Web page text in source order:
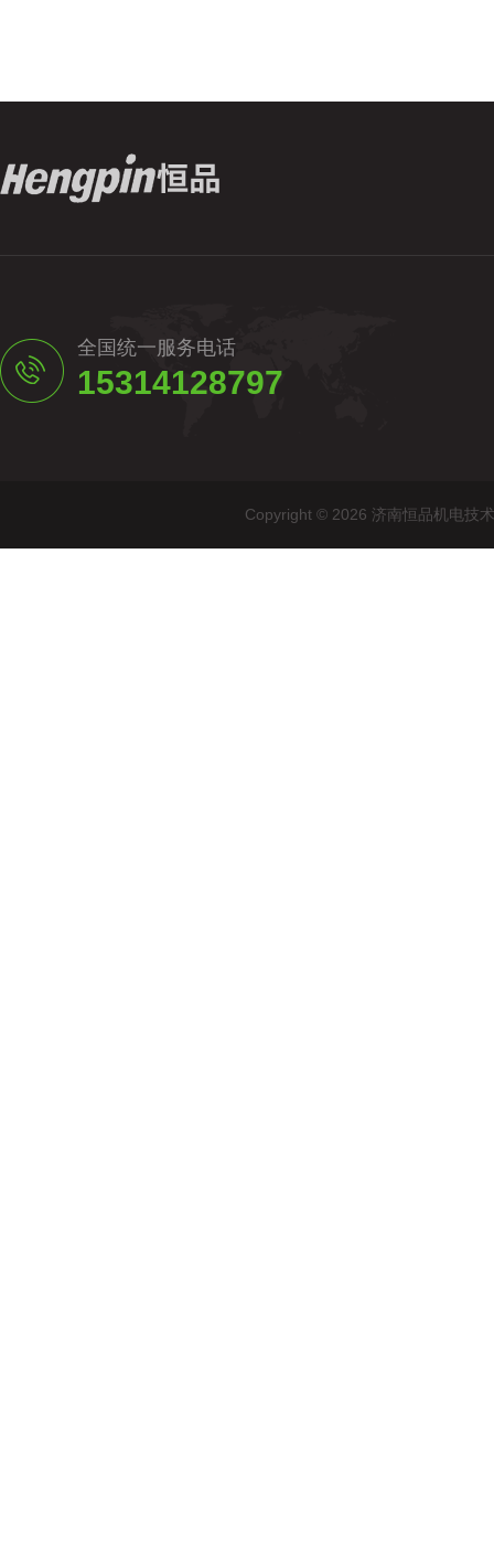
全国统一服务电话
15314128797
Copyright © 2026 济南恒品机电技